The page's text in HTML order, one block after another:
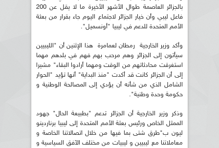
بالجزائر العاصمة طوال الأشهر الأخيرة ما لا يقل عن 200
فاعل ليبي وأن خيار الجزائر لاجتماع اليوم جاء بقرار من بعثة
الأمم المتحدة للدعم في ليبيا "أونسميل".
وأكد وزير الخارجية رمطان لعمامرة هذا الإثنين أن "الليبيين
سيأتون إلى الجزائر وهم مرحب بهم فهم في بلدهم مهما
استغرقت محادثاتهم من الوقت ومهما أرادوا البقاء" مشيرا
إلى أن الجزائر كانت قد أكدت "منذ البداية" أنها تؤيد "الحوار
الشامل الذي من شأنه أن يؤدي إلى المصالحة الوطنية و
حكومة وحدة وطنية".
وذكر وزير الخارجية أن الجزائر تدعم "بطبيعة الحال" جهود
الممثل الخاص ورئيس بعثة الأمم المتحدة إلى ليبيا برناردينو
ليون ب"طرق شتى بما فيها من خلال اتصالاتنا الخاصة و
معاملاتنا مع ليبيين و ليبيات من مختلف الآفق السياسية و